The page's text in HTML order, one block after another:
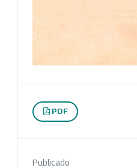
PDF
Publicado